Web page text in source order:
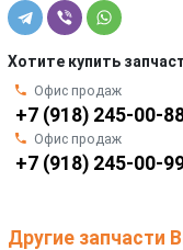
Хотите купить
Офис продаж
+7 (918) 245-00-
Офис продаж
+7 (918) 245-00-
Другие запчасти